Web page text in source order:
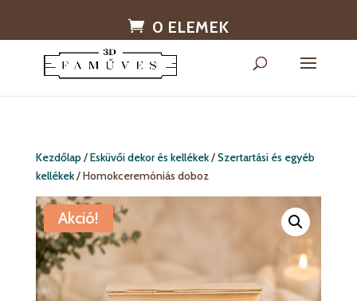
0 ELEMEK
Kezdőlap/Esküvői dekor és kellékek/Szertartási és egyéb
kellékek/ Homokceremóniás doboz
Akció!